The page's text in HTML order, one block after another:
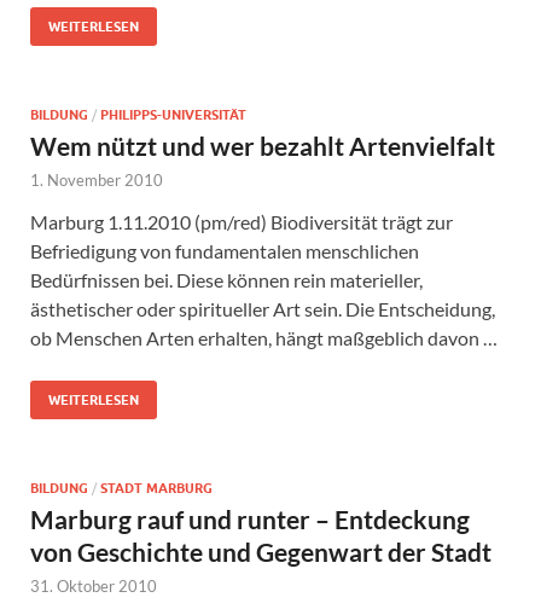
WEITERLESEN
BILDUNG / PHILIPPS-UNIVERSITÄT
Wem nützt und wer bezahlt Artenvielfalt
1. November 2010
Marburg 1.11.2010 (pm/red) Biodiversität trägt zur
Befriedigung von fundamentalen menschlichen
Bedürfnissen bei. Diese können rein materieller,
ästhetischer oder spiritueller Art sein. Die Entscheidung,
ob Menschen Arten erhalten, hängt maßgeblich davon …
WEITERLESEN
BILDUNG / STADT MARBURG
Marburg rauf und runter – Entdeckung
von Geschichte und Gegenwart der Stadt
31. Oktober 2010